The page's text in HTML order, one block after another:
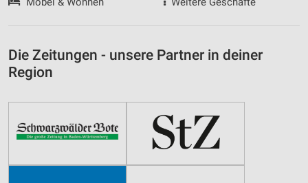
Die Zeitungen - unsere Partner in deiner
Region